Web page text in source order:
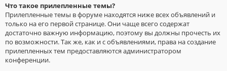
Что такое прилепленные темы?
Прилепленные темы в форуме находятся ниже всех объявлений и
только на его первой странице. Они чаще всего содержат
достаточно важную информацию, поэтому вы должны прочесть их
по возможности. Так же, как и с объявлениями, права на создание
прилепленных тем предоставляются администратором
конференции.